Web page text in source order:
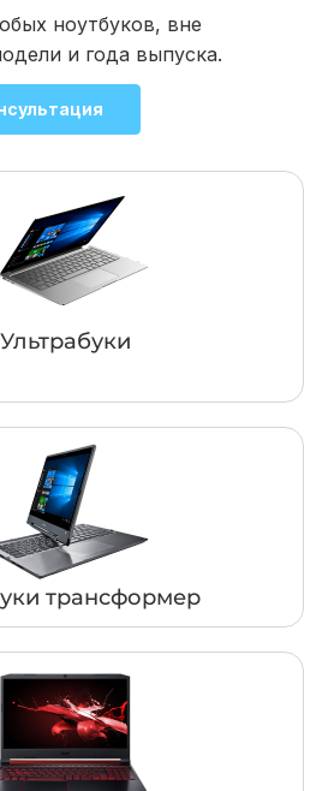
ноутбуков, вне
и года выпуска.
Ультрабуки
трансформер